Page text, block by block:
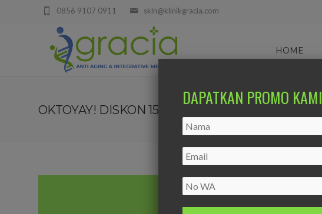
skin@klinikgracia.com
0856 9107 0911
HOME
OKTOYAY! DISKON 15% SETIAP HARI!!!
DAPATKAN PROMO KAMI